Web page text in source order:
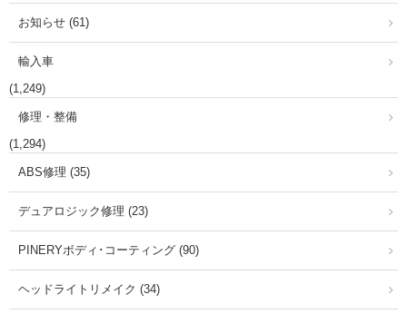
お知らせ (61)
輸入車
(1,249)
修理・整備
(1,294)
ABS修理 (35)
デュアロジック修理 (23)
PINERYボディ･コーティング (90)
ヘッドライトリメイク (34)